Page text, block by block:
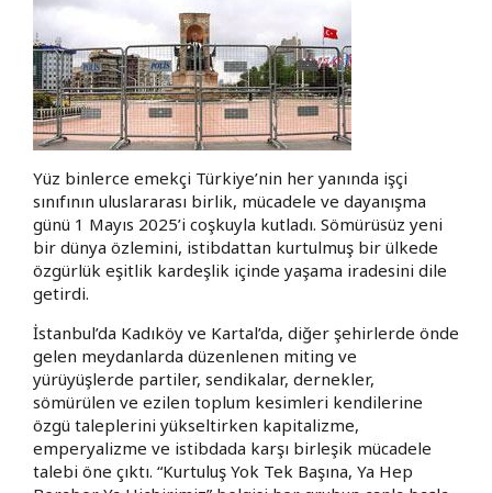
Yüz binlerce emekçi Türkiye’nin her yanında işçi
sınıfının uluslararası birlik, mücadele ve dayanışma
günü 1 Mayıs 2025’i coşkuyla kutladı. Sömürüsüz yeni
bir dünya özlemini, istibdattan kurtulmuş bir ülkede
özgürlük eşitlik kardeşlik içinde yaşama iradesini dile
getirdi.
İstanbul’da Kadıköy ve Kartal’da, diğer şehirlerde önde
gelen meydanlarda düzenlenen miting ve
yürüyüşlerde partiler, sendikalar, dernekler,
sömürülen ve ezilen toplum kesimleri kendilerine
özgü taleplerini yükseltirken kapitalizme,
emperyalizme ve istibdada karşı birleşik mücadele
talebi öne çıktı. “Kurtuluş Yok Tek Başına, Ya Hep